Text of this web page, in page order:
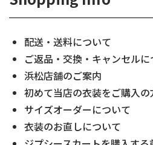
配送・送料について
ご返品・交換・キャンセルに
浜松店舗のご案内
初めて当店の衣装をご購入の
サイズオーダーについて
衣装のお直しについて